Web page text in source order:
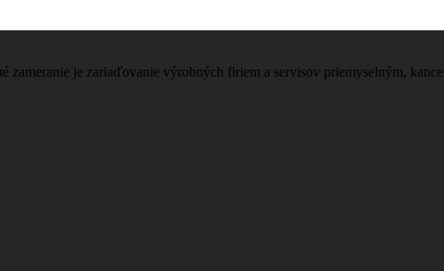
zameranie je zariaďovanie výrobných firiem a servisov priemyselným,